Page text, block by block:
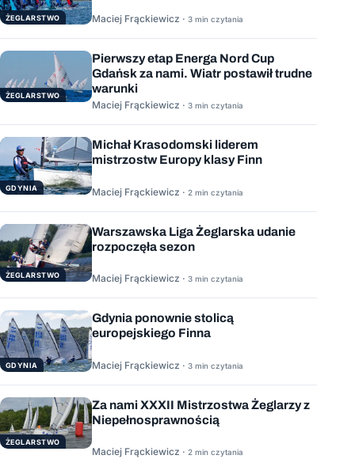
ŻEGLARSTWO Maciej Frąckiewicz · 3 min czytania
ŻEGLARSTWO
Pierwszy etap Energa Nord Cup
Gdańsk za nami. Wiatr postawił trudne
warunki
Maciej Frąckiewicz · 3 min czytania
GDYNIA
Michał Krasodomski liderem
mistrzostw Europy klasy Finn
Maciej Frąckiewicz · 2 min czytania
ŻEGLARSTWO
Warszawska Liga Żeglarska udanie
rozpoczęła sezon
Maciej Frąckiewicz · 3 min czytania
GDYNIA
Gdynia ponownie stolicą
europejskiego Finna
Maciej Frąckiewicz · 3 min czytania
ŻEGLARSTWO
Za nami XXXII Mistrzostwa Żeglarzy z
Niepełnosprawnością
Maciej Frąckiewicz · 2 min czytania